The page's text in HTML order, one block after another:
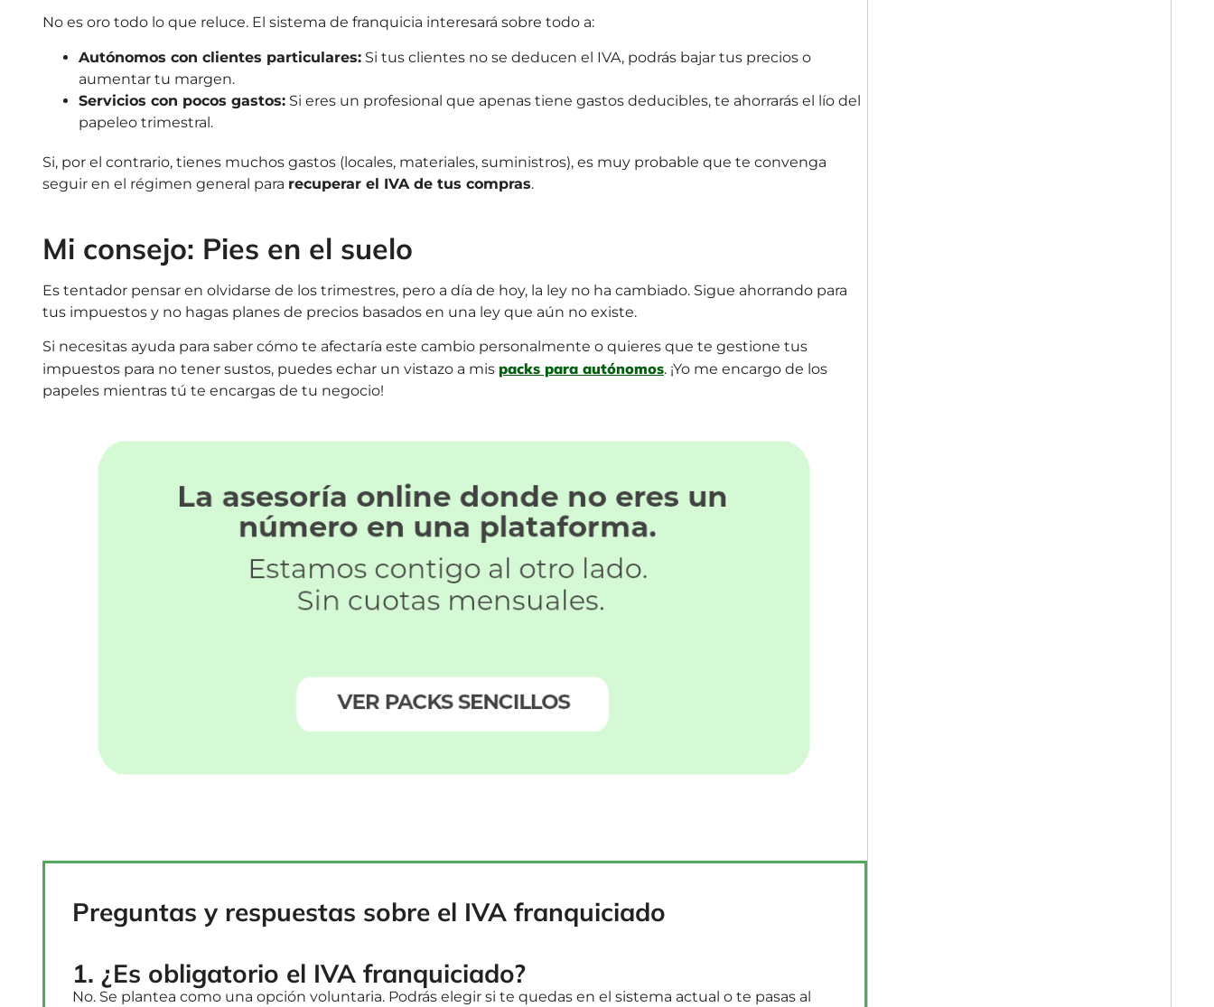
No es oro todo lo que reluce. El sistema de franquicia interesará sobre todo a:
Autónomos con clientes particulares: Si tus clientes no se deducen el IVA, podrás bajar tus precios o
aumentar tu margen.
Servicios con pocos gastos: Si eres un profesional que apenas tiene gastos deducibles, te ahorrarás el lío del
papeleo trimestral.
Si, por el contrario, tienes muchos gastos (locales, materiales, suministros), es muy probable que te convenga
seguir en el régimen general para recuperar el IVA de tus compras.
Mi consejo: Pies en el suelo
Es tentador pensar en olvidarse de los trimestres, pero a día de hoy, la ley no ha cambiado. Sigue ahorrando para
tus impuestos y no hagas planes de precios basados en una ley que aún no existe.
Si necesitas ayuda para saber cómo te afectaría este cambio personalmente o quieres que te gestione tus
impuestos para no tener sustos, puedes echar un vistazo a mis packs para autónomos. ¡Yo me encargo de los
papeles mientras tú te encargas de tu negocio!
Preguntas y respuestas sobre el IVA franquiciado
1. ¿Es obligatorio el IVA franquiciado?
No. Se plantea como una opción voluntaria. Podrás elegir si te quedas en el sistema actual o te pasas al